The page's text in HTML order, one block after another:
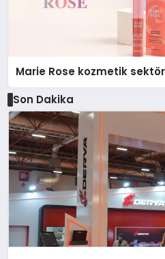
Marie Rose kozmetik
Son Dakika